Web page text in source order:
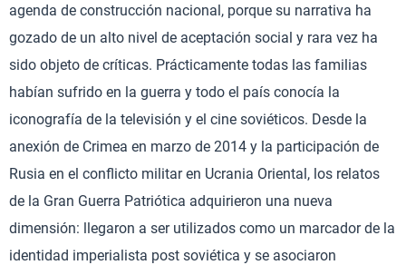
agenda de construcción nacional, porque su narrativa ha
gozado de un alto nivel de aceptación social y rara vez ha
sido objeto de críticas. Prácticamente todas las familias
habían sufrido en la guerra y todo el país conocía la
iconografía de la televisión y el cine soviéticos. Desde la
anexión de Crimea en marzo de 2014 y la participación de
Rusia en el conflicto militar en Ucrania Oriental, los relatos
de la Gran Guerra Patriótica adquirieron una nueva
dimensión: llegaron a ser utilizados como un marcador de la
identidad imperialista post soviética y se asociaron